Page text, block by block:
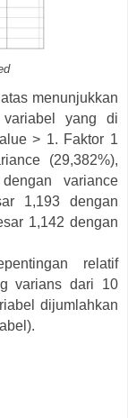
menunjukkan
yang di
> 1. Faktor 1
(29,382%),
variance
1,193 dengan
1,142 dengan
relatif
varians dari 10
dijumlahkan